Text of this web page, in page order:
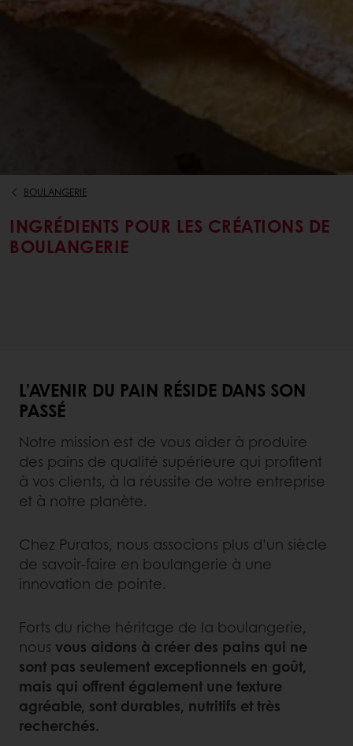
BOULANGERIE
INGRÉDIENTS POUR LES CRÉATIONS DE
BOULANGERIE
L’AVENIR DU PAIN RÉSIDE DANS SON
PASSÉ
Notre mission est de vous aider à produire
des pains de qualité supérieure qui profitent
à vos clients, à la réussite de votre entreprise
et à notre planète.
Chez Puratos, nous associons plus d’un siècle
de savoir-faire en boulangerie à une
innovation de pointe.
Forts du riche héritage de la boulangerie,
nous vous aidons à créer des pains qui ne
sont pas seulement exceptionnels en goût,
mais qui offrent également une texture
agréable, sont durables, nutritifs et très
recherchés.